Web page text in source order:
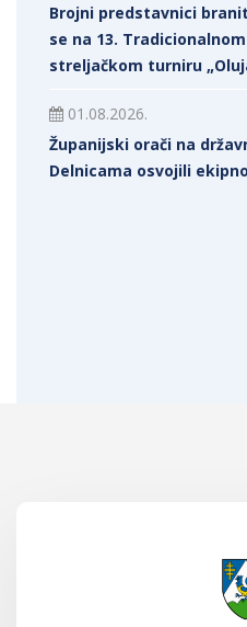
Brojni predstavnici
se na 13.
streljačkom turniru
01.08.2026.
Županijski orači na
Delnicama osvojili